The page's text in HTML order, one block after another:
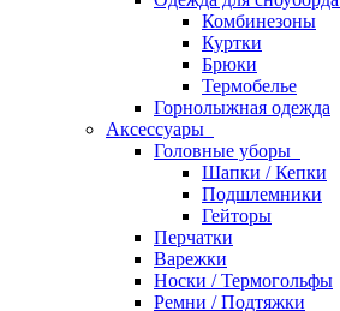
Комбинезоны
Куртки
Брюки
Термобелье
Горнолыжная одежда
Аксессуары
Головные уборы
Шапки / Кепки
Подшлемники
Гейторы
Перчатки
Варежки
Носки / Термогольфы
Ремни / Подтяжки